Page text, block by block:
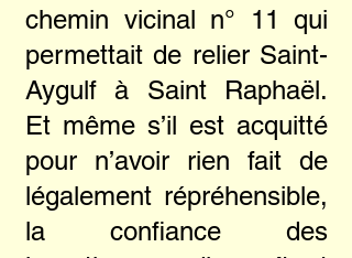
chemin vicinal n° 11 qui
permettait de relier Saint-
Aygulf à Saint Raphaël.
Et même s’il est acquitté
pour n’avoir rien fait de
légalement répréhensible,
la confiance des